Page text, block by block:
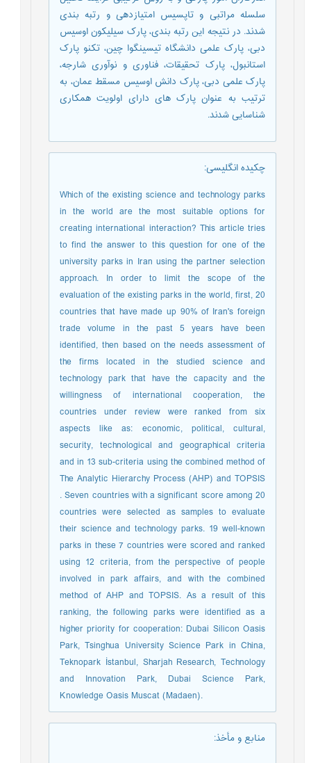
سلسله مراتبی و تاپسیس امتیازدهی و رتبه بندی
شدند. در نتیجه این رتبه بندی، پارک سیلیکون اوسیس
دبی، پارک علمی دانشگاه تیسینگوا چین، تکنو پارک
استانبول، پارک تحقیقات، فناوری و نوآوری شارجه،
پارک علمی دبی، پارک دانش اوسیس مسقط عمان، به
ترتیب به عنوان پارک های دارای اولویت همکاری
شناسایی شدند.
چکیده انگلیسی:
Which of the existing science and technology parks
in the world are the most suitable options for
creating international interaction? This article tries
to find the answer to this question for one of the
university parks in Iran using the partner selection
approach. In order to limit the scope of the
evaluation of the existing parks in the world, first, 20
countries that have made up 90% of Iran's foreign
trade volume in the past 5 years have been
identified, then based on the needs assessment of
the firms located in the studied science and
technology park that have the capacity and the
willingness of international cooperation, the
countries under review were ranked from six
aspects like as: economic, political, cultural,
security, technological and geographical criteria
and in 13 sub-criteria using the combined method of
The Analytic Hierarchy Process (AHP) and TOPSIS
. Seven countries with a significant score among 20
countries were selected as samples to evaluate
their science and technology parks. 19 well-known
parks in these 7 countries were scored and ranked
using 12 criteria, from the perspective of people
involved in park affairs, and with the combined
method of AHP and TOPSIS. As a result of this
ranking, the following parks were identified as a
higher priority for cooperation: Dubai Silicon Oasis
Park, Tsinghua University Science Park in China,
Teknopark İstanbul, Sharjah Research, Technology
and Innovation Park, Dubai Science Park,
Knowledge Oasis Muscat (Madaen).
منابع و مأخذ: